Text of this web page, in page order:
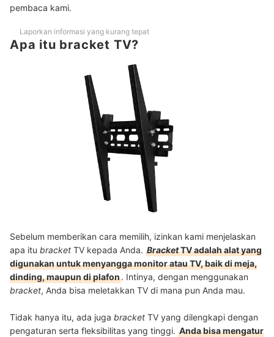
pembaca kami.
Laporkan informasi yang kurang tepat
Apa itu bracket TV?
Sebelum memberikan cara memilih, izinkan kami menjelaskan
apa itu bracket TV kepada Anda. BracketTV adalah alat yang
digunakan untuk menyangga monitor atau TV, baik di meja,
dinding, maupun di plafon. Intinya, dengan menggunakan
bracket, Anda bisa meletakkan TV di mana pun Anda mau.
Tidak hanya itu, ada juga bracket TV yang dilengkapi dengan
pengaturan serta fleksibilitas yang tinggi. Anda bisa mengatur